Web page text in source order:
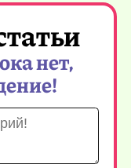
нет,